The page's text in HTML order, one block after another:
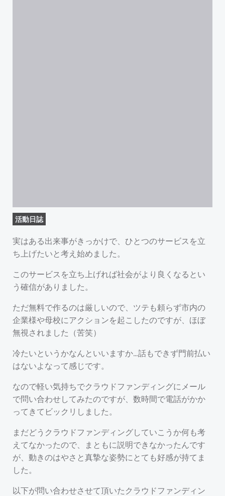
活動日誌
実はある出来事がきっかけで、ひとつのサービスを立
ち上げたいと考え始めました。
このサービスを立ち上げれば社会がより良くなるとい
う確信がありました。
ただ無料で作るのは厳しいので、ツテも頼らず市内の
企業様や母校にアクションを起こしたのですが、ほぼ
無視されました（苦笑）
冷たいというかなんといいますか…話もできず門前払い
はないよなって感じです。
なので軽い気持ちでクラウドファンディングにメール
で問い合わせしてみたのですが、数時間で電話がかか
ってきてビックリしました。
まだどうクラウドファンディングしていこうか何も考
えてなかったので、まともに説明できなかったんです
が、動きのはやさと真摯な姿勢にとても好感が持てま
した。
以下が問い合わせさせて頂いたクラウドファンディン